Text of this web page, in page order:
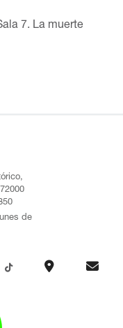
7. La muerte
de